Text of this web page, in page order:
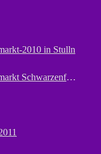
2010 in Stulln
Posaunenchor am Weihnachtsmarkt Schwarzenfeld